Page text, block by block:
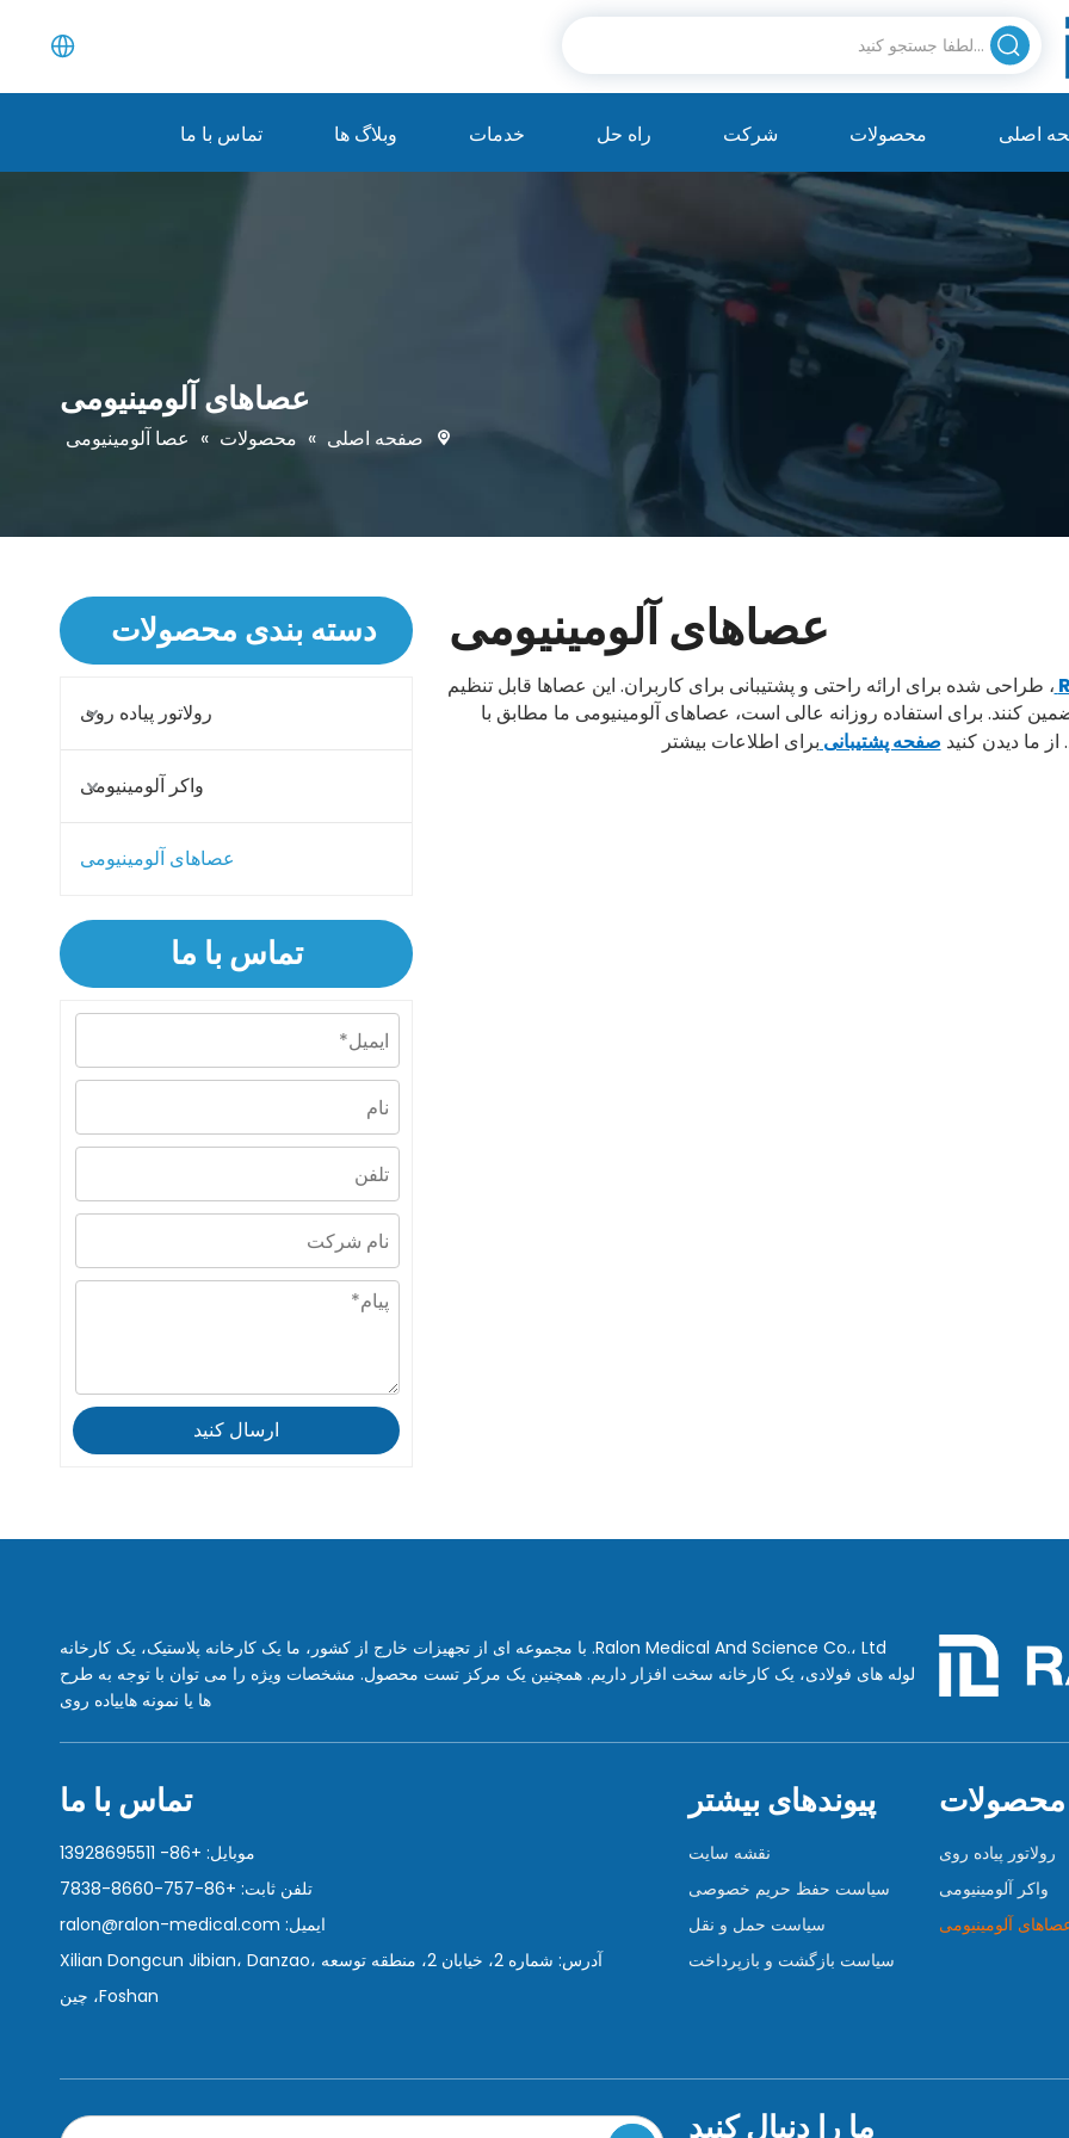
اصلی محصولات شرکت راه حل خدمات وبلاگ ها تماس با ما
عصاهای آلومینیومی
صفحه اصلی » محصولات » عصا آلومینیومی
دسته بندی محصولات
رولاتور پیاده روی
واکر آلومینیومی
عصاهای آلومینیومی
تماس با ما
ارسال کنید
عصاهای آلومینیومی
، طراحی شده برای ارائه راحتی و پشتیبانی برای کاربران. این عصاها قابل تنظیم
کنند. برای استفاده روزانه عالی است، عصاهای آلومینیومی ما مطابق با
ما دیدن کنید صفحه پشتیبانی برای اطلاعات بیشتر
Ralon Medical And Science Co.، Ltd. با مجموعه ای از تجهیزات خارج از کشور، ما یک کارخانه پلاستیک، یک کارخانه
لوله های فولادی، یک کارخانه سخت افزار داریم. همچنین یک مرکز تست محصول. مشخصات ویژه را می توان با توجه به طرح
ها یا نمونه هاییاده روی
محصولات
رولاتور پیاده روی
واکر آلومینیومی
آلومینیومی
پیوندهای بیشتر
نقشه سایت
سیاست حفظ حریم خصوصی
سیاست حمل و نقل
سیاست بازگشت و بازپرداخت
تماس با ما
موبایل: +86- 13928695511
تلفن ثابت: +86-757-8660-7838
ایمیل: ralon@ralon-medical.com
آدرس: شماره 2، خیابان 2، منطقه توسعه Xilian Dongcun Jibian، Danzao،
Foshan، چین
ما را دنبال کنید